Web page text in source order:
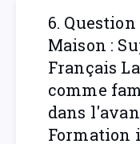
6.
Maison :
Français
comme
dans
Formation